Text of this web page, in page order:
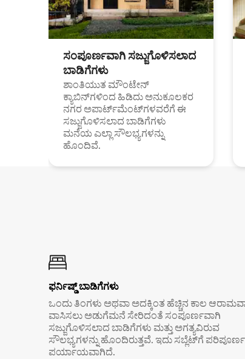
ಸಂಪೂರ್ಣವಾಗಿ ಸಜ್ಜುಗೊಳಿಸಲಾದ
ಬಾಡಿಗೆಗಳು
ಶಾಂತಿಯುತ ಮೌಂಟೇನ್
ಕ್ಯಾಬಿನ್‌ಗಳಿಂದ ಹಿಡಿದು ಅನುಕೂಲಕರ
ನಗರ ಅಪಾರ್ಟ್‌ಮೆಂಟ್‌ಗಳವರೆಗೆ ಈ
ಸಜ್ಜುಗೊಳಿಸಲಾದ ಬಾಡಿಗೆಗಳು
ಮನೆಯ ಎಲ್ಲಾ ಸೌಲಭ್ಯಗಳನ್ನು
ಹೊಂದಿವೆ.
ಫರ್ನಿಷ್ಡ್ ಬಾಡಿಗೆಗಳು
ಒಂದು ತಿಂಗಳು ಅಥವಾ ಅದಕ್ಕಿಂತ ಹೆಚ್ಚಿನ ಕಾಲ
ವಾಸಿಸಲು ಅಡುಗೆಮನೆ ಸೇರಿದಂತೆ ಸಂಪೂರ್ಣವಾಗಿ
ಸಜ್ಜುಗೊಳಿಸಲಾದ ಬಾಡಿಗೆಗಳು ಮತ್ತು ಅಗತ್ಯವಿರುವ
ಸೌಲಭ್ಯಗಳನ್ನು ಹೊಂದಿರುತ್ತವೆ. ಇದು ಸಬ್ಲೆಟ್‌ಗೆ ಪರಿಪೂರ್ಣ
ಪರ್ಯಾಯವಾಗಿದೆ.